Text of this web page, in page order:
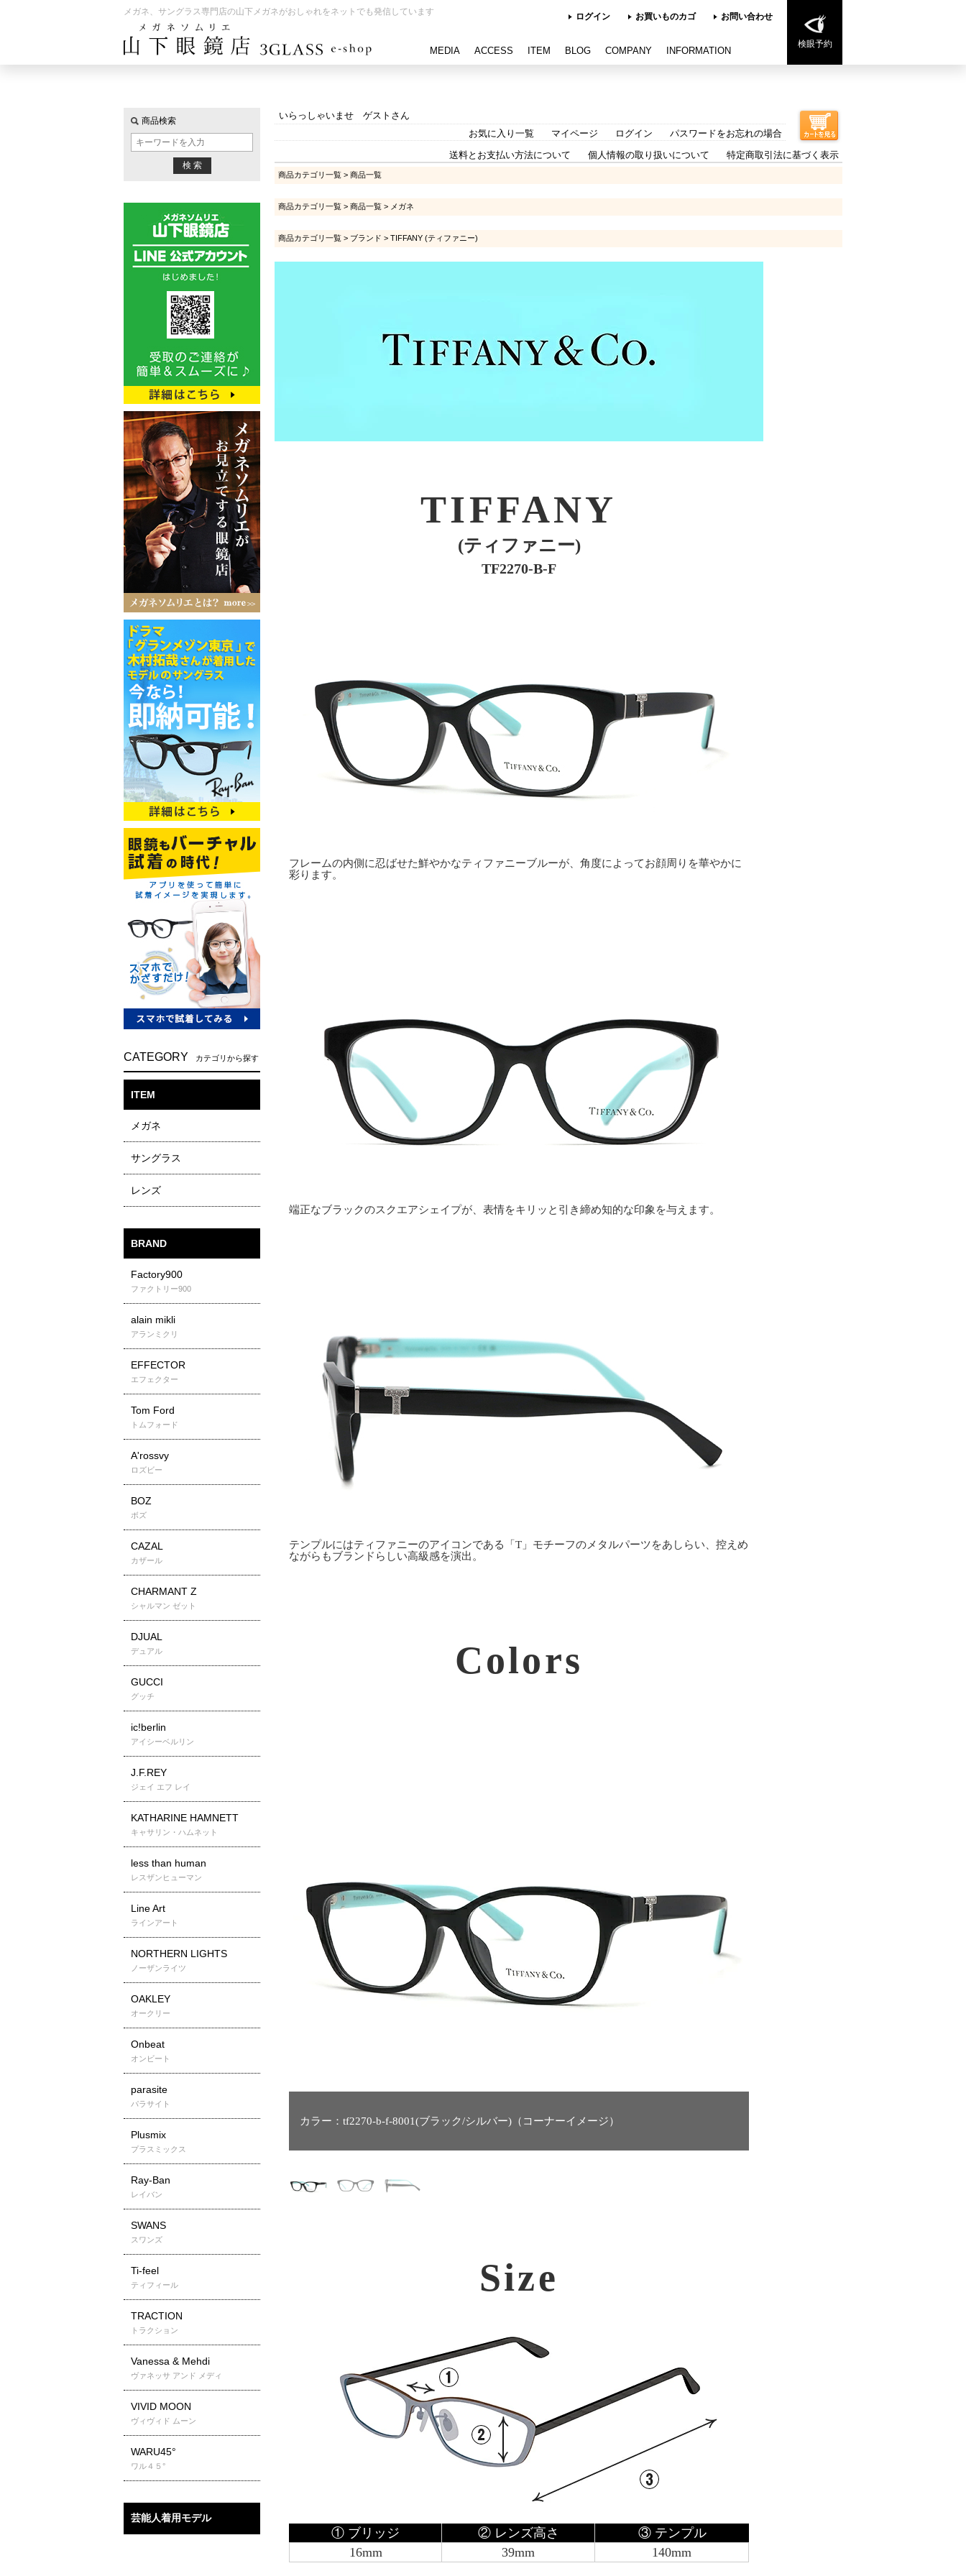
メガネ、サングラス専門店の山下メガネがおしゃれをネットでも発信しています ログイン お買いものカゴ お問い合わせ
検眼予約
MEDIA ACCESS ITEM BLOG COMPANY INFORMATION
商品検索
CATEGORY カテゴリから探す
ITEM
メガネ
サングラス
レンズ
BRAND
Factory900
ファクトリー900
alain mikli
アランミクリ
EFFECTOR
エフェクター
Tom Ford
トムフォード
A'rossvy
ロズビー
BOZ
ボズ
CAZAL
カザール
CHARMANT Z
シャルマン ゼット
DJUAL
デュアル
GUCCI
グッチ
ic!berlin
アイシーベルリン
J.F.REY
ジェイ エフ レイ
KATHARINE HAMNETT
キャサリン・ハムネット
less than human
レスザンヒューマン
Line Art
ラインアート
NORTHERN LIGHTS
ノーザンライツ
OAKLEY
オークリー
Onbeat
オンビート
parasite
パラサイト
Plusmix
プラスミックス
Ray-Ban
レイバン
SWANS
スワンズ
Ti-feel
ティフィール
TRACTION
トラクション
Vanessa & Mehdi
ヴァネッサ アンド メディ
VIVID MOON
ヴィヴィド ムーン
WARU45°
ワル４５°
芸能人着用モデル
いらっしゃいませ ゲストさん
お気に入り一覧
マイページ ログイン
パスワードをお忘れの場合
送料とお支払い方法について
個人情報の取り扱いについて 特定商取引法に基づく表示
商品カテゴリ一覧 > 商品一覧
商品カテゴリ一覧 > 商品一覧 > メガネ
商品カテゴリ一覧 > ブランド > TIFFANY (ティファニー)